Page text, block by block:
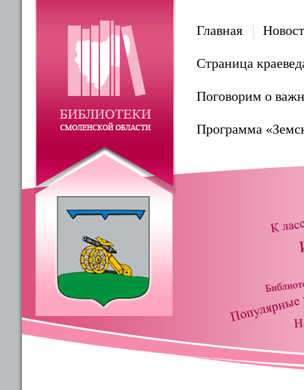
Главная
Страница
Поговорим о
Программа